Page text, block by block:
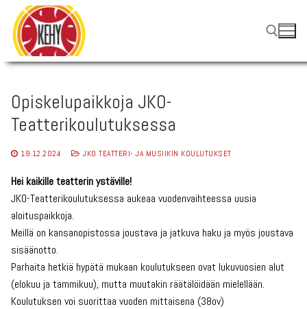
Hyppää
sisältöön
Opiskelupaikkoja JKO-
Teatterikoulutuksessa
19.12.2024 JKO TEATTERI- JA MUSIIKIN KOULUTUKSET
Hei kaikille teatterin ystäville!
JKO-Teatterikoulutuksessa aukeaa vuodenvaihteessa uusia
aloituspaikkoja.
Meillä on kansanopistossa joustava ja jatkuva haku ja myös joustava
sisäänotto.
Parhaita hetkiä hypätä mukaan koulutukseen ovat lukuvuosien alut
(elokuu ja tammikuu), mutta muutakin räätälöidään mielellään.
Koulutuksen voi suorittaa vuoden mittaisena (38ov)